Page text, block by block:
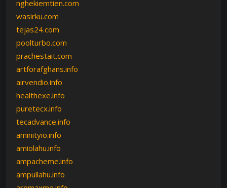
nghekiemtien.com
wasirku.com
tejas24.com
poolturbo.com
prachestait.com
artforafghans.info
airvendio.info
healthexe.info
puretecx.info
tecadvance.info
aminityio.info
amiolahu.info
ampacheme.info
ampullahu.info